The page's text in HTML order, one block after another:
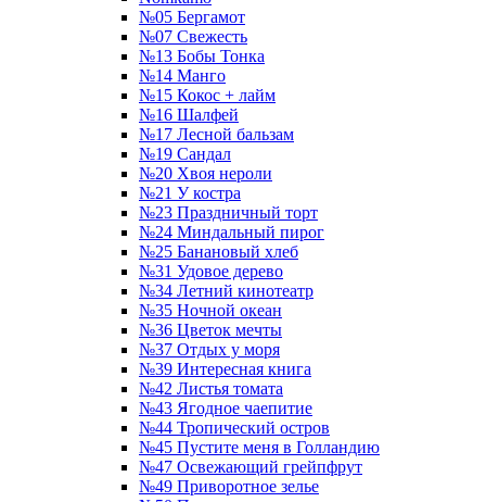
№05 Бергамот
№07 Свежесть
№13 Бобы Тонка
№14 Манго
№15 Кокос + лайм
№16 Шалфей
№17 Лесной бальзам
№19 Сандал
№20 Хвоя нероли
№21 У костра
№23 Праздничный торт
№24 Миндальный пирог
№25 Банановый хлеб
№31 Удовое дерево
№34 Летний кинотеатр
№35 Ночной океан
№36 Цветок мечты
№37 Отдых у моря
№39 Интересная книга
№42 Листья томата
№43 Ягодное чаепитие
№44 Тропический остров
№45 Пустите меня в Голландию
№47 Освежающий грейпфрут
№49 Приворотное зелье